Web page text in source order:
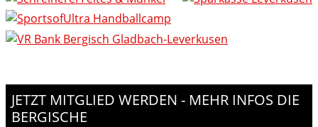
JETZT MITGLIED WERDEN - MEHR INFOS DIE
BERGISCHE